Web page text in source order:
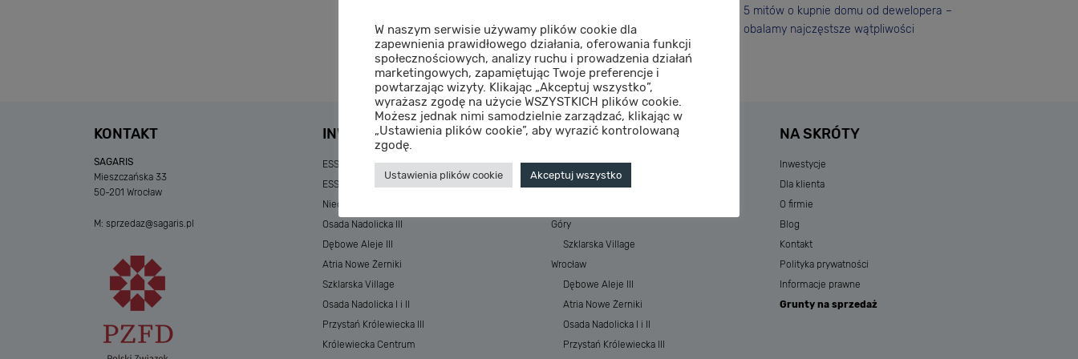
5 mitów o kupnie domu od dewelopera –
obalamy najczęstsze wątpliwości
KONTAKT
SAGARIS
Mieszczańska 33
50-201 Wrocław
M: sprzedaz@sagaris.pl
INWESTYCJE
ESSENSE Baltic Resort&SPA
ESSENSE Baltic Resort&SPA II
Niedziałkowskiego Park
Osada Nadolicka III
Dębowe Aleje III
Atria Nowe Żerniki
Szklarska Village
Osada Nadolicka I i II
Przystań Królewiecka III
Królewiecka Centrum
MIASTA
Morze
Góry
Szklarska Village
Wrocław
Dębowe Aleje III
Atria Nowe Żerniki
Osada Nadolicka I i II
Przystań Królewiecka III
NA SKRÓTY
Inwestycje
Dla klienta
O firmie
Blog
Kontakt
Polityka prywatności
Informacje prawne
Grunty na sprzedaż
W naszym serwisie używamy plików cookie dla
zapewnienia prawidłowego działania, oferowania funkcji
społecznościowych, analizy ruchu i prowadzenia działań
marketingowych, zapamiętując Twoje preferencje i
powtarzając wizyty. Klikając „Akceptuj wszystko”,
wyrażasz zgodę na użycie WSZYSTKICH plików cookie.
Możesz jednak nimi samodzielnie zarządzać, klikając w
„Ustawienia plików cookie”, aby wyrazić kontrolowaną
zgodę.
Ustawienia plików cookie Akceptuj wszystko